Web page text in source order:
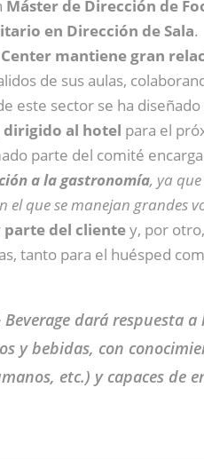
Máster de Dirección de
en Dirección de Sala.
mantiene gran
de sus aulas,
este sector se ha
dirigido al hotel para el
parte del comité
a la gastronomía, ya
que se manejan grandes
del clientey, por
tanto para el huésped
dará respuesta
y bebidas, con
etc.) y capaces de